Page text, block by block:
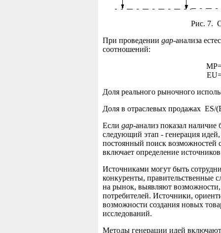
Рис. 7.
При проведении gар-анализа
соотношений:
Доля реального рыночного
Доля в отраслевых продажах ES/
Если gар-анализ показал наличие
следующий этап - генерация
постоянный поиск возможностей
включает определение
Источниками могут быть
конкуренты, правительственные
на рынок, выявляют
потребителей. Источники,
возможности создания новых
исследований.
Методы генерации идей